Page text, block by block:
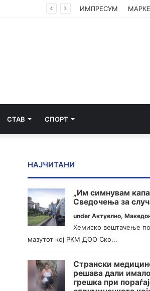
ИМПРЕСУМ
СТАВ СПОРТ
НАЈЧИТАНИ
„Им симнувам
Сведочења за
underАктуелно,
Хемиско вештачење
мазутот кој РКМ ДОО Ско...
Странски
решава дали
грешка при